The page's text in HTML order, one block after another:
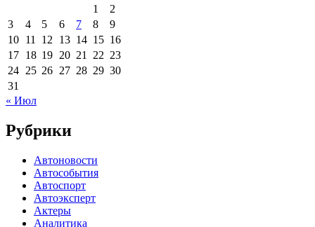
1
2
3
4 5 6 7 8
9
10 11 12 13 14 15 16
17 18 19 20 21 22 23
24 25 26 27 28 29 30
31
« Июл
Рубрики
Автоновости
Автособытия
Автоспорт
Автоэксперт
Актеры
Аналитика